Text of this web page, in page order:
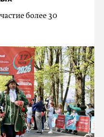
более 30